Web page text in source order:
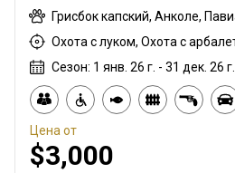
Сезон: 1 янв. 26 г. - 31 дек. 26 г.
Цена от
$3,000